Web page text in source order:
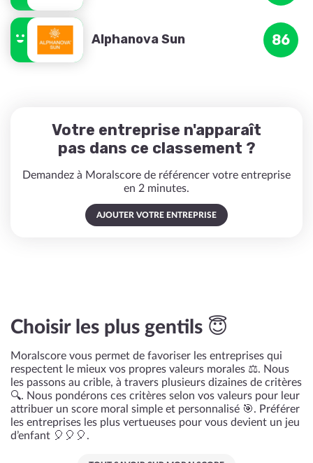
Alphanova Sun 86
Votre entreprise n'apparaît
pas dans ce classement ?
Demandez à Moralscore de référencer votre entreprise
en 2 minutes.
AJOUTER VOTRE ENTREPRISE
Choisir les plus gentils 😇
Moralscore vous permet de favoriser les entreprises qui
respectent le mieux vos propres valeurs morales ⚖️. Nous
les passons au crible, à travers plusieurs dizaines de critères
🔍. Nous pondérons ces critères selon vos valeurs pour leur
attribuer un score moral simple et personnalisé 🎯. Préférer
les entreprises les plus vertueuses pour vous devient un jeu
d’enfant 🎈🎈🎈.